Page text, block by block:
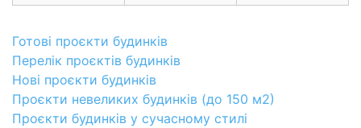
Готові проєкти будинків
Перелік проєктів будинків
Нові проєкти будинків
Проєкти невеликих будинків (до 150 м2)
Проєкти будинків у сучасному стилі